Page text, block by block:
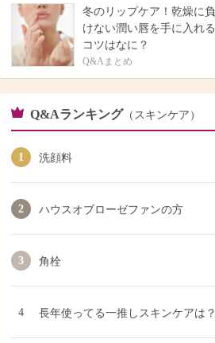
冬のリップケア！乾燥に負
けない潤い唇を手に入れる
コツはなに？
Q&Aまとめ
Q&Aランキング （スキンケア）
1 洗顔料
2 ハウスオブローゼファンの方
3 角栓
4 長年使ってる一推しスキンケアは？